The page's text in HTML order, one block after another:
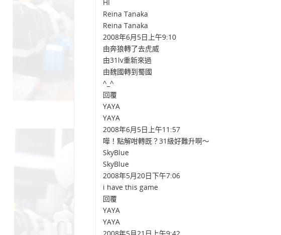
HI
Reina Tanaka
Reina Tanaka
2008年6月5日上午9:10
由奔狼轉了去虎威
由31lv重新來過
由魏國轉到蜀國
^_^
回覆
YAYA
YAYA
2008年6月5日上午11:57
嘩！點解咁轉既？31級好難升啊～
SkyBlue
SkyBlue
2008年5月20日下午7:06
i have this game
回覆
YAYA
YAYA